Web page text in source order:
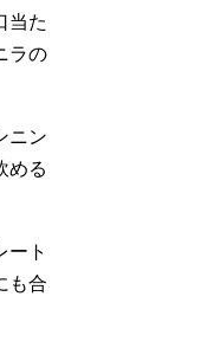
当た
ラの
ニン
める
ート
も合